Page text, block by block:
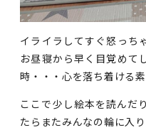
イライラしてすぐ怒っち
お昼寝から早く目覚めて
時・・・心を落ち着ける素
ここで少し絵本を読んだ
たらまたみんなの輪に入り